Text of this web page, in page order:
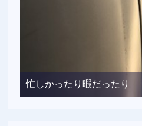
忙しかったり暇だったり